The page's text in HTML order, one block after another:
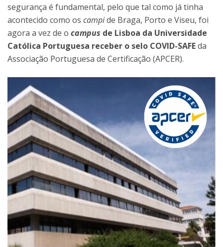
segurança é fundamental, pelo que tal como já tinha
acontecido como os campide Braga, Porto e Viseu, foi
agora a vez de o campus de Lisboa da Universidade
Católica Portuguesa receber o selo COVID-SAFEda
Associação Portuguesa de Certificação (APCER).